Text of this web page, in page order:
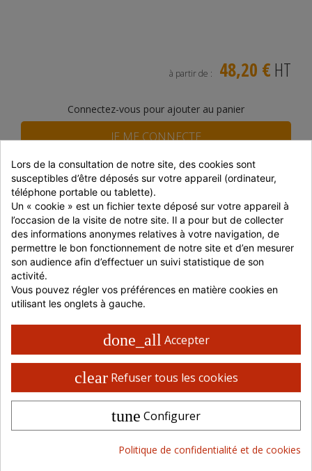
à partir de : 48,20 € HT
Connectez-vous pour ajouter au panier
JE ME CONNECTE
JE M'INSCRIS
En stock
Livraison 48 / 72 H en France
Retrait possible en magasin
Paiement 100% sécurisé
CARACTÉRISTIQUES PRODUITS
CARACTÉRISTIQUES COLIS
CARACTÉRISTIQUES PALETTE
Lors de la consultation de notre site, des cookies sont
susceptibles d’être déposés sur votre appareil (ordinateur,
téléphone portable ou tablette).
Un « cookie » est un fichier texte déposé sur votre appareil à
l’occasion de la visite de notre site. Il a pour but de collecter
des informations anonymes relatives à votre navigation, de
permettre le bon fonctionnement de notre site et d’en mesurer
son audience afin d’effectuer un suivi statistique de son
activité.
Vous pouvez régler vos préférences en matière cookies en
utilisant les onglets à gauche.
done_all Accepter
clear Refuser tous les cookies
tune Configurer
Politique de confidentialité et de cookies